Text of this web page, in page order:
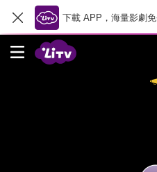
下載 APP，海量影劇